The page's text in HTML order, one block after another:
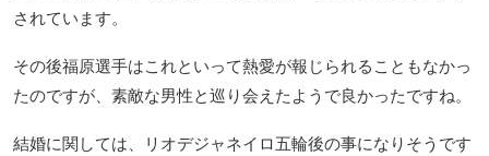
されています。
その後福原選手はこれといって熱愛が報じられることもなかっ
たのですが、素敵な男性と巡り会えたようで良かったですね。
結婚に関しては、リオデジャネイロ五輪後の事になりそうです